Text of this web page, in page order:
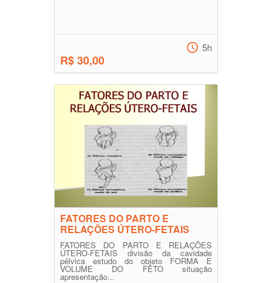
R$ 30,00
5h
FATORES DO PARTO E
RELAÇÕES ÚTERO-FETAIS
FATORES DO PARTO E RELAÇÕES
ÚTERO-FETAIS divisão da cavidade
pélvica estudo do objeto FORMA E
VOLUME DO FETO situação
apresentação...